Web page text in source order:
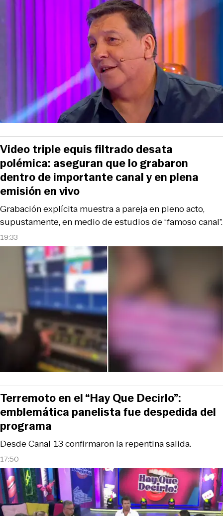
19:33
Grabación explícita muestra a pareja en pleno acto,
supustamente, en medio de estudios de “famoso canal”.
Video triple equis filtrado desata
polémica: aseguran que lo grabaron
dentro de importante canal y en plena
emisión en vivo
17:50
Desde Canal 13 confirmaron la repentina salida.
Terremoto en el “Hay Que Decirlo”:
emblemática panelista fue despedida del
programa